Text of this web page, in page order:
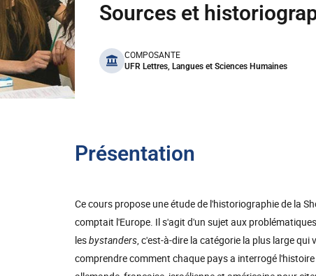
Sources et
benefits
COMPOSANTE
UFR Lettres, Langues et Sciences Humaines
Présentation
Ce cours propose une étude de l'historiographie de la
comptait l'Europe. Il s'agit d'un sujet aux
lesbystanders, c'est-à-dire la catégorie la plus large
comprendre comment chaque pays a interrogé